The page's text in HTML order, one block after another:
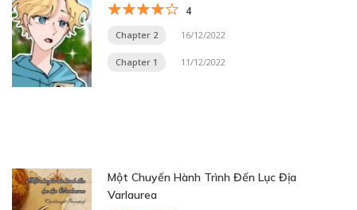
4
Chapter 2 16/12/2022
Chapter 1 11/12/2022
Một Chuyến Hành Trình Đến Lục Địa
Varlaurea